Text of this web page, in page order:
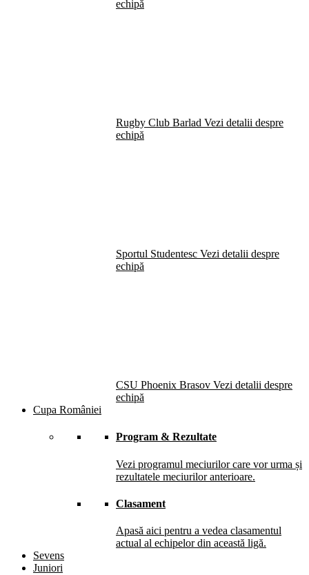
echipă
Rugby Club Barlad Vezi detalii despre
echipă
Sportul Studentesc Vezi detalii despre
echipă
CSU Phoenix Brasov Vezi detalii despre
echipă
Cupa României
Program & Rezultate
Vezi programul meciurilor care vor urma și
rezultatele meciurilor anterioare.
Clasament
Apasă aici pentru a vedea clasamentul
actual al echipelor din această ligă.
Sevens
Juniori